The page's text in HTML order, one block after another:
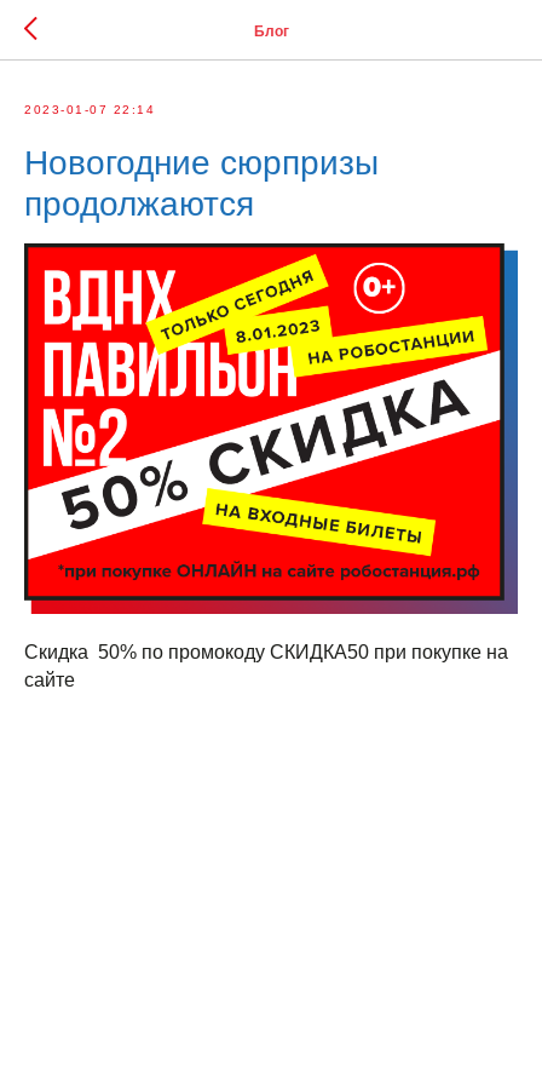
Блог
2023-01-07 22:14
Новогодние сюрпризы
продолжаются
Скидка 50% по промокоду СКИДКА50 при покупке на
сайте